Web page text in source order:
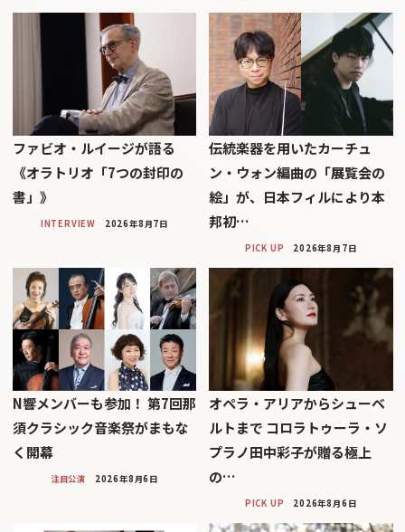
ファビオ・ルイージが語る
《オラトリオ「7つの封印の
書」》
INTERVIEW 2026年8月7日
伝統楽器を用いたカーチュ
ン・ウォン編曲の「展覧会の
絵」が、日本フィルにより本
邦初…
PICK UP 2026年8月7日
N響メンバーも参加！ 第7回那
須クラシック音楽祭がまもな
く開幕
注目公演 2026年8月6日
オペラ・アリアからシューベ
ルトまで コロラトゥーラ・ソ
プラノ田中彩子が贈る極上
の…
PICK UP 2026年8月6日